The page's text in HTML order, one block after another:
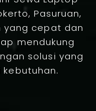
Pasuruan,
yang cepat dan
mendukung
solusi yang